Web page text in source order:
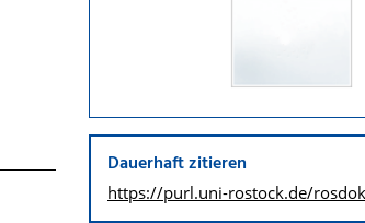
Dauerhaft zitieren
https://purl.uni-rostock.de/